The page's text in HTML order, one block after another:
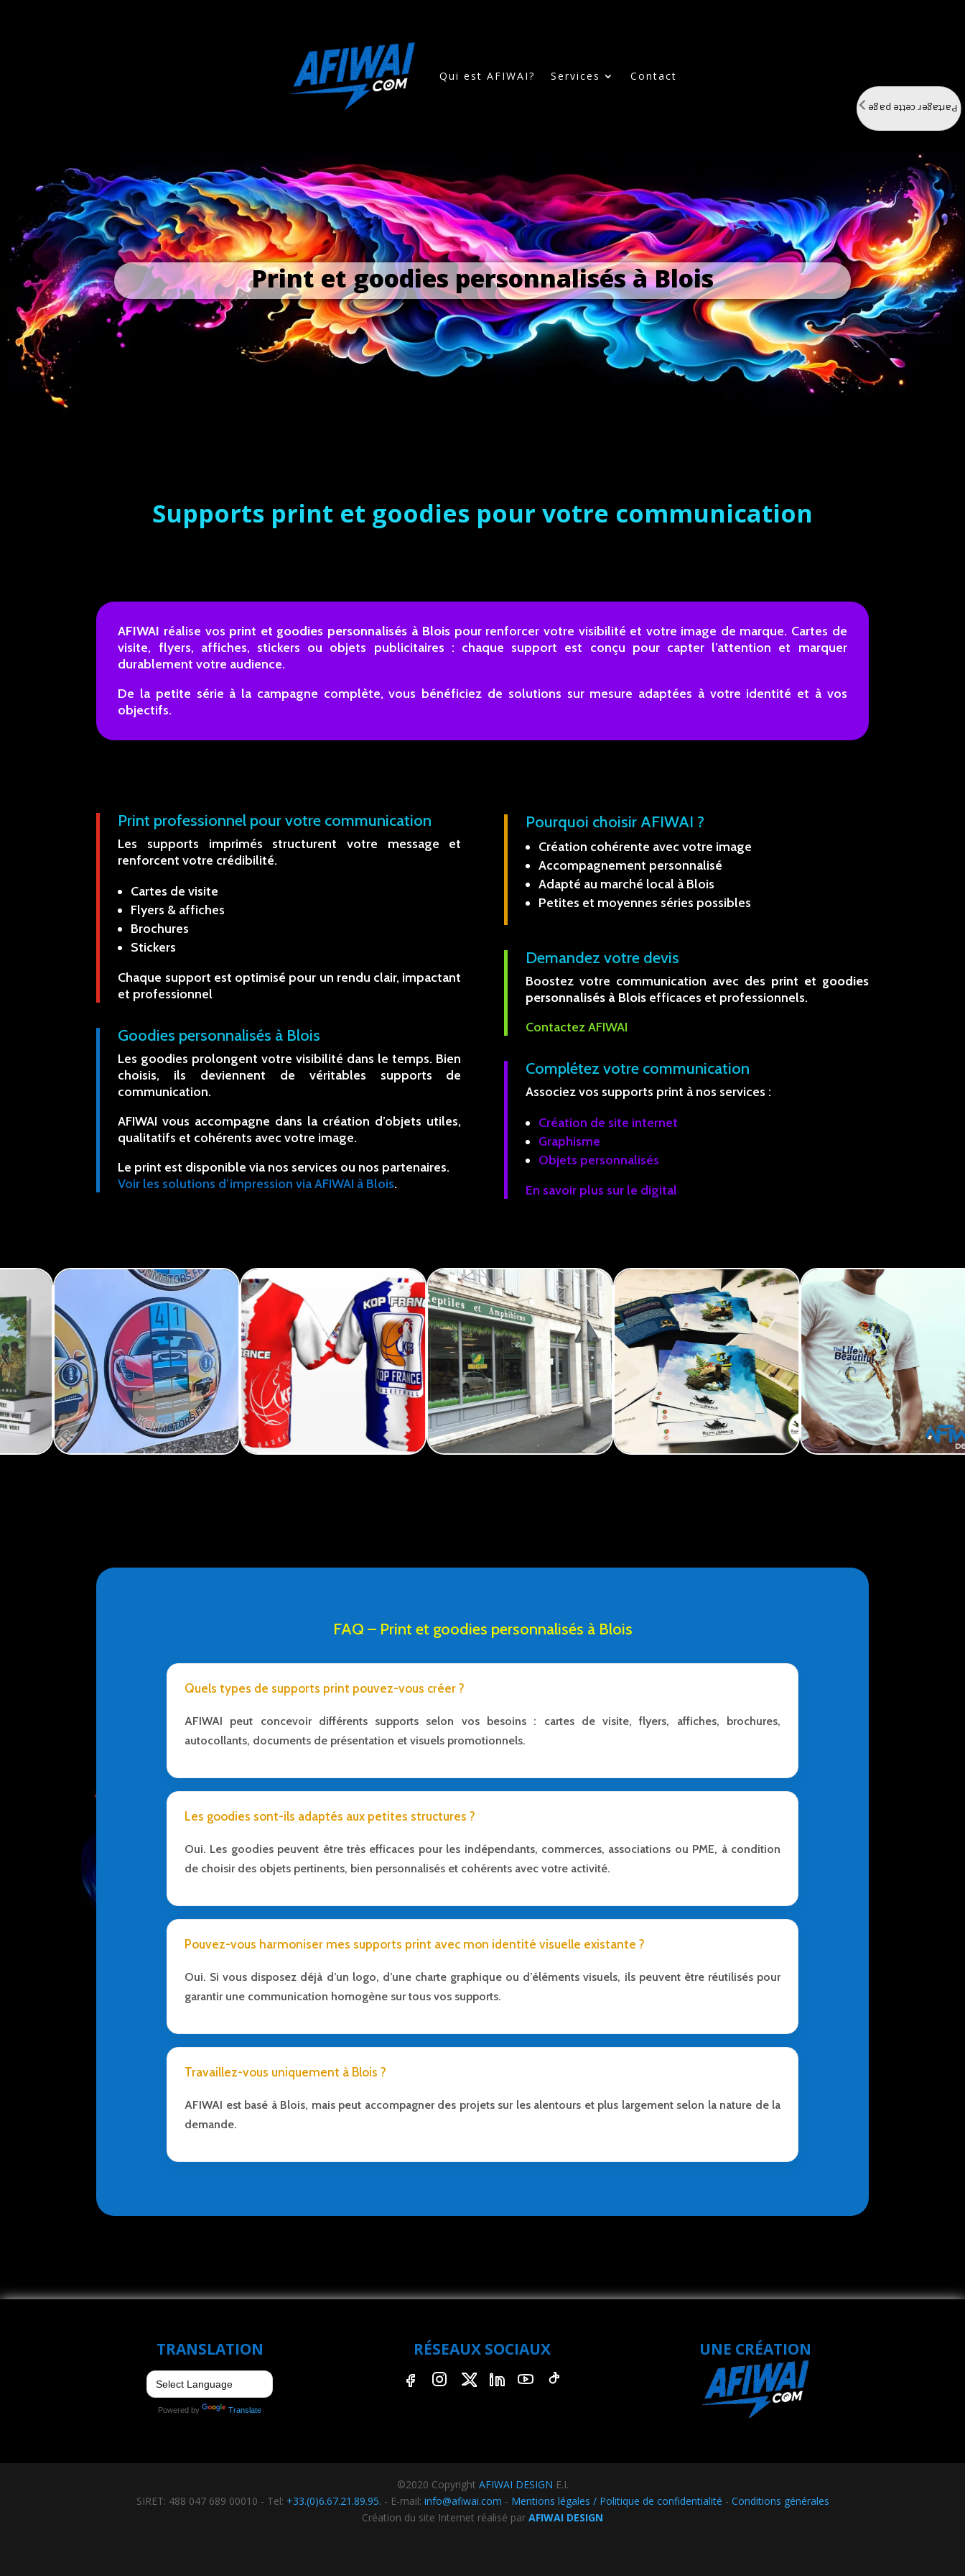
Qui est AFIWAI? Services Contact
Print et goodies personnalisés à Blois
Supports print et goodies pour votre communication
AFIWAI réalise vos print et goodies personnalisés à Blois pour renforcer votre visibilité et votre image de marque. Cartes de
visite, flyers, affiches, stickers ou objets publicitaires : chaque support est conçu pour capter l’attention et marquer
durablement votre audience.
De la petite série à la campagne complète, vous bénéficiez de solutions sur mesure adaptées à votre identité et à vos
objectifs.
Print professionnel pour votre communication
Les supports imprimés structurent votre message et
renforcent votre crédibilité.
Cartes de visite
Flyers & affiches
Brochures
Stickers
Chaque support est optimisé pour un rendu clair, impactant
et professionnel
Goodies personnalisés à Blois
Les goodies prolongent votre visibilité dans le temps. Bien
choisis, ils deviennent de véritables supports de
communication.
AFIWAI vous accompagne dans la création d’objets utiles,
qualitatifs et cohérents avec votre image.
Le print est disponible via nos services ou nos partenaires.
Voir les solutions d’impression via AFIWAI à Blois.
Pourquoi choisir AFIWAI ?
Création cohérente avec votre image
Accompagnement personnalisé
Adapté au marché local à Blois
Petites et moyennes séries possibles
Demandez votre devis
Boostez votre communication avec des print et goodies
personnalisés à Blois efficaces et professionnels.
Contactez AFIWAI
Complétez votre communication
Associez vos supports print à nos services :
Création de site internet
Graphisme
Objets personnalisés
En savoir plus sur le digital
FAQ – Print et goodies personnalisés à Blois
Quels types de supports print pouvez-vous créer ?
AFIWAI peut concevoir différents supports selon vos besoins : cartes de visite, flyers, affiches, brochures,
autocollants, documents de présentation et visuels promotionnels.
Les goodies sont-ils adaptés aux petites structures ?
Oui. Les goodies peuvent être très efficaces pour les indépendants, commerces, associations ou PME, à condition
de choisir des objets pertinents, bien personnalisés et cohérents avec votre activité.
Pouvez-vous harmoniser mes supports print avec mon identité visuelle existante ?
Oui. Si vous disposez déjà d’un logo, d’une charte graphique ou d’éléments visuels, ils peuvent être réutilisés pour
garantir une communication homogène sur tous vos supports.
Travaillez-vous uniquement à Blois ?
AFIWAI est basé à Blois, mais peut accompagner des projets sur les alentours et plus largement selon la nature de la
demande.
TRANSLATION
Powered by Translate
RÉSEAUX SOCIAUX
FacebookInstagram
X LinkedInYouTubeTikTok
UNE CRÉATION
©2020 Copyright AFIWAI DESIGN E.I.
SIRET: 488 047 689 00010 - Tel: +33.(0)6.67.21.89.95. - E-mail: info@afiwai.com - Mentions légales / Politique de confidentialité - Conditions générales
Création du site Internet réalisé par AFIWAI DESIGN
Partager cette page